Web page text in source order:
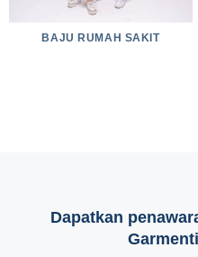
BAJU RUMAH SAKIT
Dapatkan